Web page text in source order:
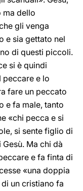
ma dello
gli venga
e sia gettato nel
di questi piccoli.
si è quindi
peccare e lo
fare un peccato
e fa male, tanto
«chi pecca e si
si sente figlio di
Ma chi dà
e fa finta di
«una doppia
un cristiano fa